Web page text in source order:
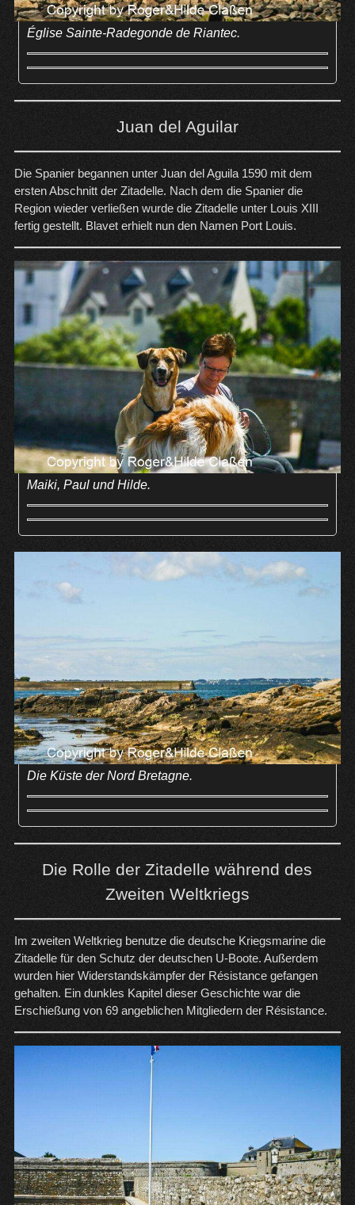
Église Sainte-Radegonde de Riantec.
Juan del Aguilar
Die Spanier begannen unter Juan del Aguila 1590 mit dem
ersten Abschnitt der Zitadelle. Nach dem die Spanier die
Region wieder verließen wurde die Zitadelle unter Louis XIII
fertig gestellt. Blavet erhielt nun den Namen Port Louis.
Maiki, Paul und Hilde.
Die Küste der Nord Bretagne.
Die Rolle der Zitadelle während des
Zweiten Weltkriegs
Im zweiten Weltkrieg benutze die deutsche Kriegsmarine die
Zitadelle für den Schutz der deutschen U-Boote. Außerdem
wurden hier Widerstandskämpfer der Résistance gefangen
gehalten. Ein dunkles Kapitel dieser Geschichte war die
Erschießung von 69 angeblichen Mitgliedern der Résistance.